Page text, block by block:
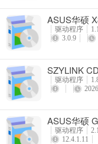
ASUS华硕
用程序
驱动程序
3.0.9
SZYLINK
驱动程序
ASUS华硕
驱动程序
12.4.1.11